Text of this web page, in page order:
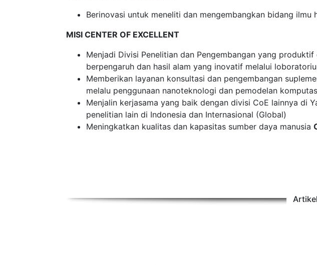
Berinovasi untuk meneliti dan mengembangkan bidang ilmu
MISI CENTER OF EXCELLENT
Menjadi Divisi Penelitian dan Pengembangan yang
berpengaruh dan hasil alam yang inovatif melalui
Memberikan layanan konsultasi dan pengembangan
melalu penggunaan nanoteknologi dan pemodelan
Menjalin kerjasama yang baik dengan divisi CoE lainnya di
penelitian lain di Indonesia dan Internasional (Global)
Meningkatkan kualitas dan kapasitas sumber daya manusia